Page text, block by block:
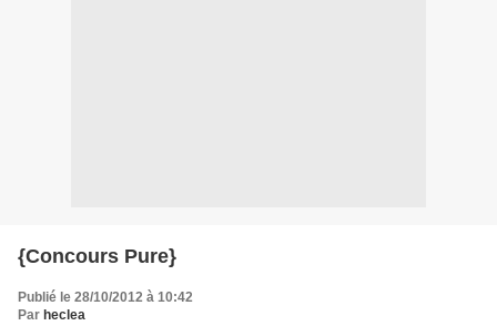
{Concours Pure}
Publié le 28/10/2012 à 10:42
Par heclea